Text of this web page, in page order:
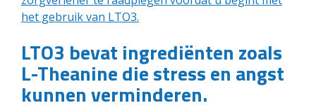
het gebruik van LTO3.
LTO3 bevat ingrediënten zoals
L-Theanine die stress en angst
kunnen verminderen.